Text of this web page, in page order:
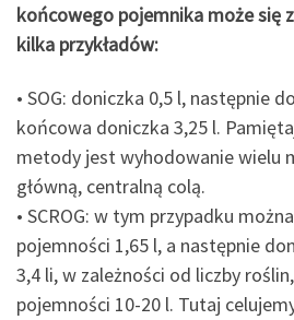
końcowego pojemnika może się
kilka przykładów:
• SOG: doniczka 0,5 l, następnie
końcowa doniczka 3,25 l.
metody jest wyhodowanie wielu
główną, centralną colą.
• SCROG: w tym przypadku
pojemności 1,65 l, a następnie
3,4 li, w zależności od liczby
pojemności 10-20 l. Tutaj